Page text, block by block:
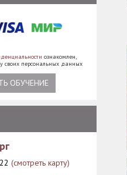
ознакомлен,
своих персональных данных
ОБУЧЕНИЕ
(смотреть карту)